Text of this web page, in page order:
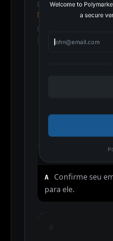
A
Confirme seu
para ele.